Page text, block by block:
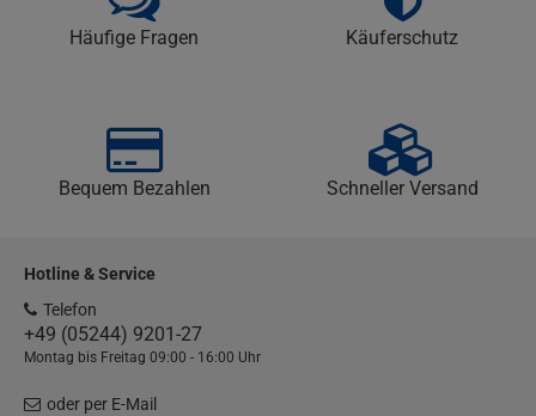
Häufige Fragen Käuferschutz
Bequem Bezahlen Schneller Versand
Hotline & Service
Telefon
+49 (05244) 9201-27
Montag bis Freitag 09:00 - 16:00 Uhr
oder per E-Mail